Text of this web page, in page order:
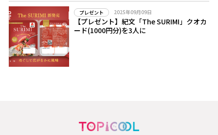
プレゼント 2025年09月09日
【プレゼント】紀文「The SURIMI」クオカ
ード(1000円分)を3人に